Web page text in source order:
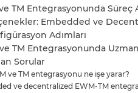
TM Entegrasyonunda Süreç
Embedded ve
Adımları
ve TM Entegrasyonunda
Sorular
ve TM entegrasyonu ne işe yarar?
ve decentralized EWM-TM